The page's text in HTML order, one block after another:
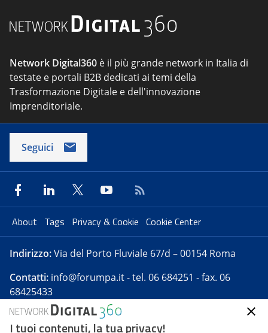
Network Digital360 è il più grande network in Italia di
testate e portali B2B dedicati ai temi della
Trasformazione Digitale e dell'innovazione
Imprenditoriale.
Seguici
About Tags Privacy & Cookie Cookie Center
Indirizzo:Via del Porto Fluviale 67/d – 00154 Roma
Contatti: info@forumpa.it- tel. 06 684251 - fax. 06
68425433
Forumpa.itè una pubblicazione telematica iscritta
I tuoi contenuti, la tua privacy!